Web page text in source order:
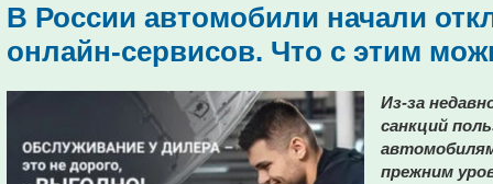
В России автомобили начали
онлайн-сервисов. Что с этим
Из-за
санкций
прежним